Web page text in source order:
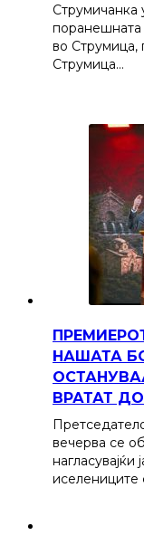
Струмичанка
поранешната
во
Струмица…
НАШАТА
ВРАТАТ
вечерва се
нагласувајќи
иселениците